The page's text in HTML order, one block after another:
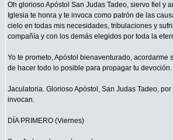
Oh glorioso Apóstol San Judas Tadeo, siervo fiel y
Iglesia te honra y te invoca como patrón de las
cielo en todas mis necesidades, tribulaciones y
compañía y con los demás elegidos por toda la
Yo te prometo, Apóstol bienaventurado,
de hacer todo lo posible para propagar tu devoción.
Jaculatoria. Glorioso Apóstol, San Judas Tadeo,
invocan.
DÍA PRIMERO (Viernes)